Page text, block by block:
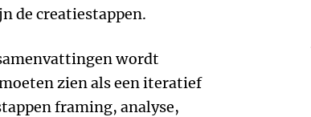
de creatiestappen.
wordt
zien als een iteratief
framing, analyse,